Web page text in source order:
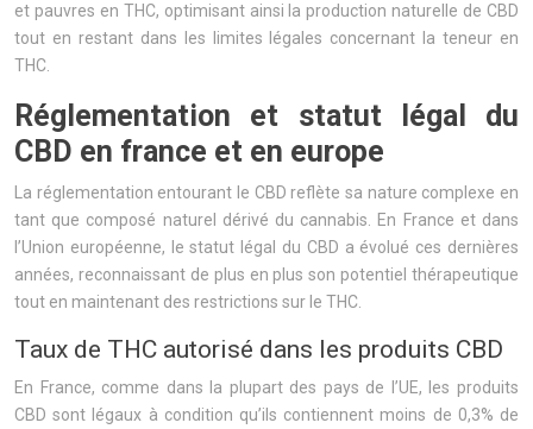
et pauvres en THC, optimisant ainsi la production naturelle de CBD
tout en restant dans les limites légales concernant la teneur en
THC.
Réglementation et statut légal du
CBD en france et en europe
La réglementation entourant le CBD reflète sa nature complexe en
tant que composé naturel dérivé du cannabis. En France et dans
l’Union européenne, le statut légal du CBD a évolué ces dernières
années, reconnaissant de plus en plus son potentiel thérapeutique
tout en maintenant des restrictions sur le THC.
Taux de THC autorisé dans les produits CBD
En France, comme dans la plupart des pays de l’UE, les produits
CBD sont légaux à condition qu’ils contiennent moins de 0,3% de